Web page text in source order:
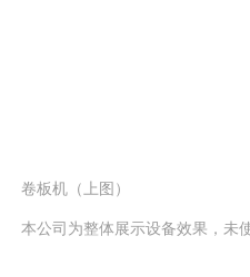
卷板机（上图）
本公司为整体展示设备效果，未